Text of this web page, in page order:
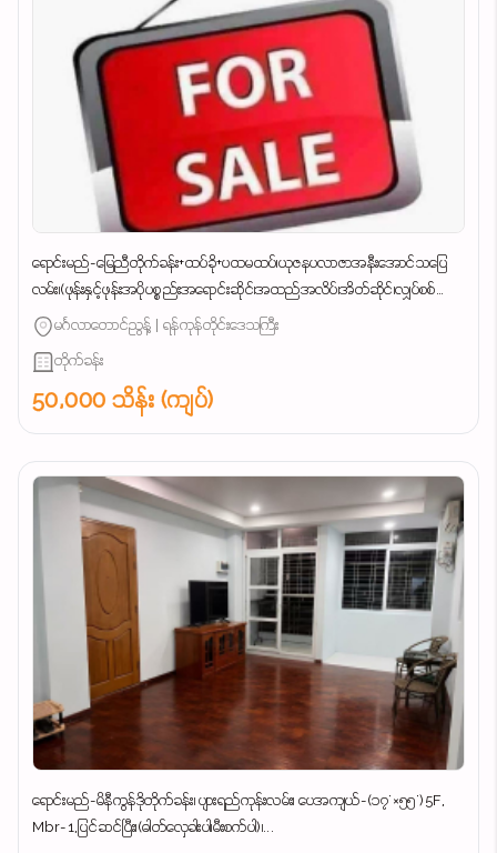
ရောင်းမည်-မြေညီတိုက်ခန်း+ထပ်ခို+ပထမထပ်၊ယုဇနပလာဇာအနီးအောင်သပြေ
လမ်း၊(ဖုန်းနှင့်ဖုန်းအပိုပစ္စည်းအရောင်းဆိုင်၊အထည်အလိပ်၊အိတ်ဆိုင်၊လျှပ်စစ်
ပစ္စည်း)လက်လီလက်ကားလုပ်ငန်းများအဆင်ပြေ......
မင်္ဂလာတောင်ညွန့် | ရန်ကုန်တိုင်းဒေသကြီး
တိုက်ခန်း
50,000 သိန်း (ကျပ်)
ရောင်းမည်-မိနီကွန်ဒိုတိုက်ခန်း၊ ပျားရည်ကုန်းလမ်း၊ ပေအကျယ်-(၁၇'×၅၅')5F,
Mbr-1,ပြင်ဆင်ပြီး၊(ဓါတ်လှေခါးပါ၊မီးစက်ပါ)၊...